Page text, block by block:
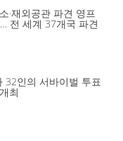
·재외공관 파견 영프
전 세계 37개국 파견
32인의 서바이벌 투표
최